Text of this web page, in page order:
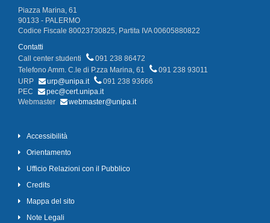
Piazza Marina, 61
90133 - PALERMO
Codice Fiscale 80023730825, Partita IVA 00605880822
Contatti
Call center studenti
091 238 86472
Telefono Amm. C.le di P.zza Marina, 61
091 238 93011
URP
urp@unipa.it
091 238 93666
PEC
pec@cert.unipa.it
Webmaster
webmaster@unipa.it
Accessibilità
Orientamento
Ufficio Relazioni con il Pubblico
Credits
Mappa del sito
Note Legali